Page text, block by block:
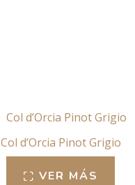
Col d’Orcia Pinot Grigio
VER MÁS